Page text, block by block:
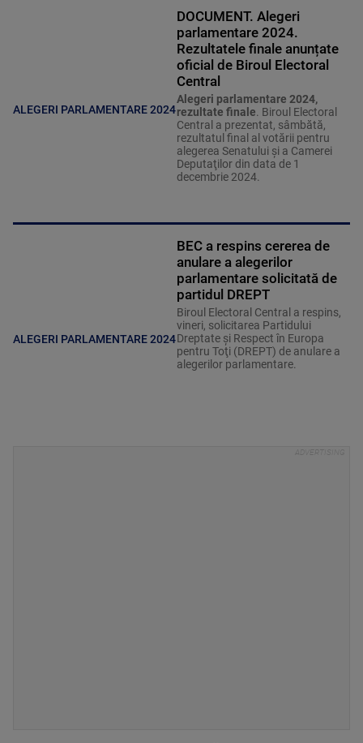
ALEGERI PARLAMENTARE 2024
DOCUMENT. Alegeri
parlamentare 2024.
Rezultatele finale anunțate
oficial de Biroul Electoral
Central
Alegeri parlamentare 2024,
rezultate finale. Biroul Electoral
Central a prezentat, sâmbătă,
rezultatul final al votării pentru
alegerea Senatului şi a Camerei
Deputaţilor din data de 1
decembrie 2024.
ALEGERI PARLAMENTARE 2024
BEC a respins cererea de
anulare a alegerilor
parlamentare solicitată de
partidul DREPT
Biroul Electoral Central a respins,
vineri, solicitarea Partidului
Dreptate şi Respect în Europa
pentru Toţi (DREPT) de anulare a
alegerilor parlamentare.